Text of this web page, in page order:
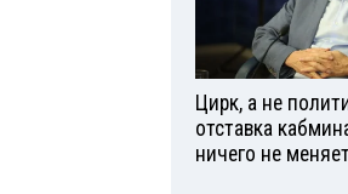
Цирк, а не
отставка
ничего не меняет